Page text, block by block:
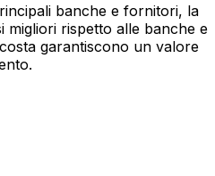
banche e fornitori, la
migliori rispetto alle banche e
garantiscono un valore